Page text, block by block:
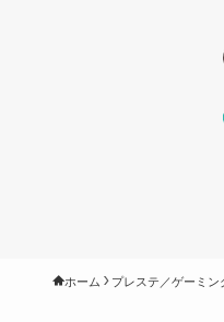
ホーム プレステ／ゲーミン